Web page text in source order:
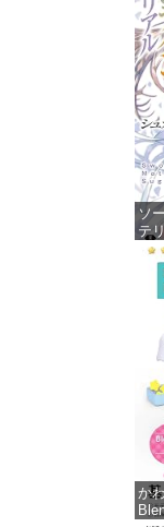
ソ
テ
イ
か